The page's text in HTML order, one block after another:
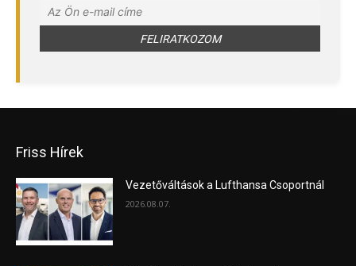
Friss Hírek
Vezetőváltások a Lufthansa Csoportnál
2026.08.07.